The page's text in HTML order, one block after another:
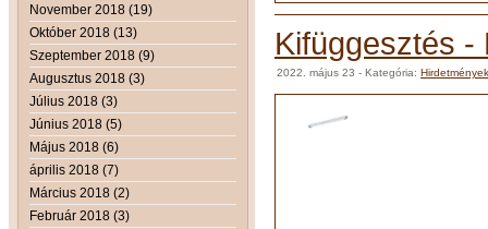
November 2018 (19)
Október 2018 (13)
Szeptember 2018 (9)
Augusztus 2018 (3)
Július 2018 (3)
Június 2018 (5)
Május 2018 (6)
április 2018 (7)
Március 2018 (2)
Február 2018 (3)
Kifüggesztés
2022. május 23 - Kategória: Hirdetmények